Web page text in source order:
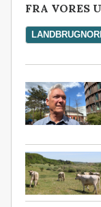
FRA VORES